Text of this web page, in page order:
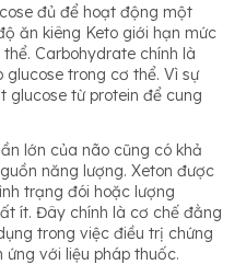
đủ để hoạt động một
ăn kiêng Keto giới hạn mức
Carbohydrate chính là
trong cơ thể. Vì sự
glucose từ protein để cung
lớn của não cũng có khả
năng lượng. Xeton được
trạng đói hoặc lượng
ít. Đây chính là cơ chế đằng
trong việc điều trị chứng
với liệu pháp thuốc.